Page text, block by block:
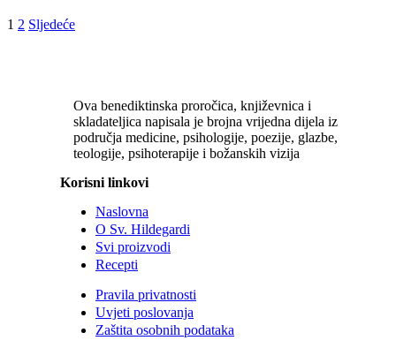
1 2 Sljedeće
Ova benediktinska proročica, književnica i
skladateljica napisala je brojna vrijedna dijela iz
područja medicine, psihologije, poezije, glazbe,
teologije, psihoterapije i božanskih vizija
Korisni linkovi
Naslovna
O Sv. Hildegardi
Svi proizvodi
Recepti
Pravila privatnosti
Uvjeti poslovanja
Zaštita osobnih podataka